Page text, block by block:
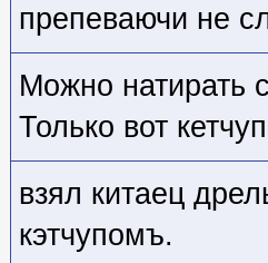
препеваючи не
Можно натирать
Только вот
взял китаец
кэтчупомъ.